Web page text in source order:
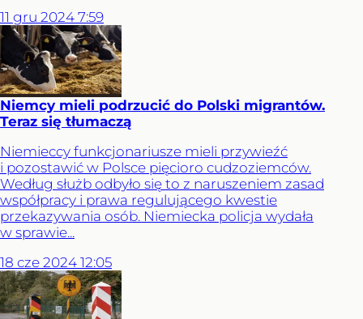
11 gru 2024 7:59
Niemcy mieli podrzucić do Polski migrantów.
Teraz się tłumaczą
Niemieccy funkcjonariusze mieli przywieźć
i pozostawić w Polsce pięcioro cudzoziemców.
Według służb odbyło się to z naruszeniem zasad
współpracy i prawa regulującego kwestie
przekazywania osób. Niemiecka policja wydała
w sprawie...
18 cze 2024 12:05